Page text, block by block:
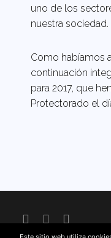
uno de los
nuestra sociedad.
Como habíamos
continuación
para 2017, que
Protectorado el